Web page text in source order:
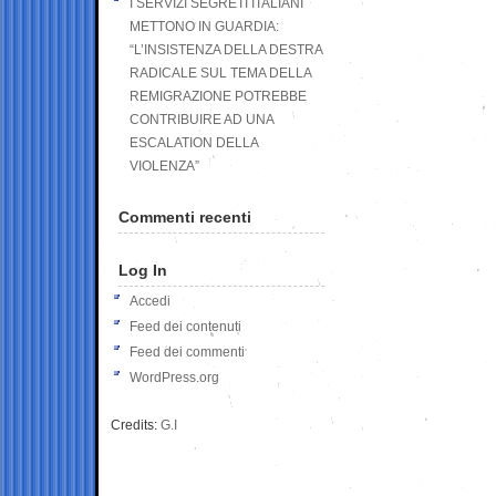
I SERVIZI SEGRETI ITALIANI
METTONO IN GUARDIA:
“L’INSISTENZA DELLA DESTRA
RADICALE SUL TEMA DELLA
REMIGRAZIONE POTREBBE
CONTRIBUIRE AD UNA
ESCALATION DELLA
VIOLENZA”
Commenti recenti
Log In
Accedi
Feed dei contenuti
Feed dei commenti
WordPress.org
Credits: G.I